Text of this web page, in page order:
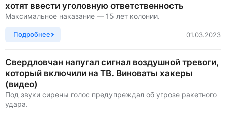
хотят ввести уголовную ответственность
Максимальное наказание — 15 лет колонии.
Подробнее 01.03.2023
Свердловчан напугал сигнал воздушной тревоги,
который включили на ТВ. Виноваты хакеры
(видео)
Под звуки сирены голос предупреждал об угрозе ракетного
удара.